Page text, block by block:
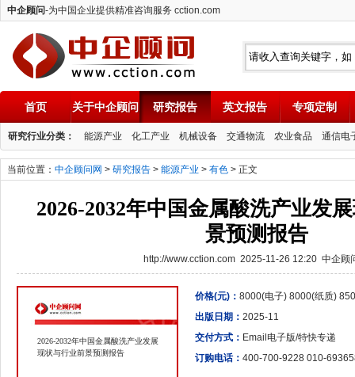
中企顾问-为中国企业提供精准咨询服务 cction.com
中企顾问
首页 关于中企顾问 研究报告 英文报告 专项定制
研究行业分类： 能源产业 化工产业 机械设备 交通物流 农业食品 通信电
当前位置： 中企顾问网 > 研究报告 > 能源产业 > 有色 > 正文
2026-2032年中国金属酸洗产业发
景预测报告
http://www.cction.com 2025-11-26 12:20 中企顾
2026-2032年中国金属酸洗产业发展
现状与行业前景预测报告
价格(元)： 8000(电子) 8000(纸质)
出版日期： 2025-11
交付方式： Email电子版/特快专递
订购电话： 400-700-9228 010-